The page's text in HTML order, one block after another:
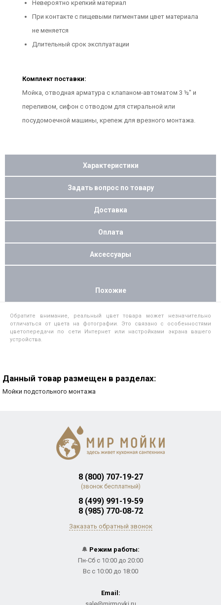
Невероятно крепкий материал
При контакте с пищевыми пигментами цвет материала
не меняется
Длительный срок эксплуатации
Комплект поставки:
Мойка, отводная арматура с клапаном-автоматом 3 ½" и
переливом, сифон с отводом для стиральной или
посудомоечной машины, крепеж для врезного монтажа.
Характеристики
Задать вопрос по товару
Доставка
Оплата
Аксессуары
Похожие
Обратите внимание, реальный цвет товара может незначительно
отличаться от цвета на фотографии. Это связано с особенностями
цветопередачи по сети Интернет или настройками экрана вашего
устройства.
Данный товар размещен в разделах:
Мойки подстольного монтажа
8 (800) 707-19-27
(звонок бесплатный)
8 (499) 991-19-59
8 (985) 770-08-72
Заказать обратный звонок
🔔 Режим работы:
Пн-Сб с 10:00 до 20:00
Вс с 10:00 до 18:00
Email: